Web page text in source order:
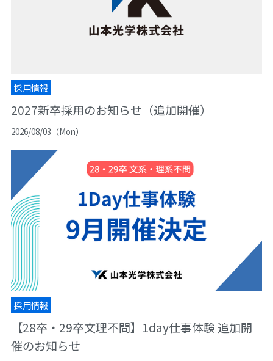
採用情報
2027新卒採用のお知らせ（追加開催）
2026/08/03（Mon）
採用情報
【28卒・29卒文理不問】1day仕事体験 追加開
催のお知らせ